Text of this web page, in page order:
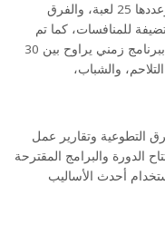
واعتمدت اللجنة الألعاب الرياضية المدرجة، وعددها 25 لعبة، والفرق
للمنافسات، كما تم
اعتماد حفل الافتتاح الذي يُقام في دبي أوبرا ببرنامج زمني يراوح بين 30
والشباب،
التطوعية وتقارير عمل
الدورة والبرامج المقترحة
أحدث الأساليب